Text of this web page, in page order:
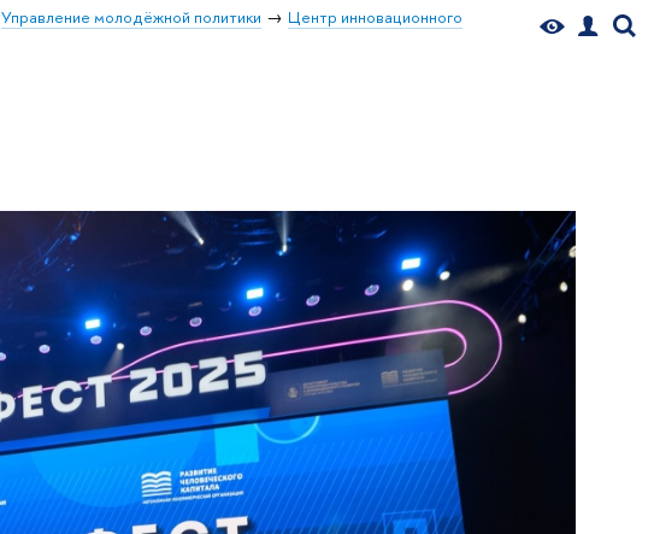
Управление молодёжной политики
Центр инновационного